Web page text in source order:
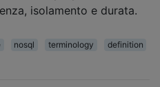
isolamento e durata.
nosql terminology
definition